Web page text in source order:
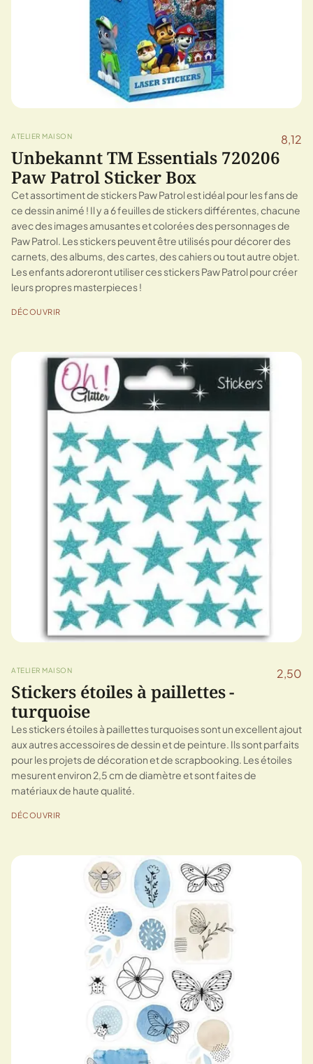
ATELIER MAISON 8,12
Unbekannt TM Essentials 720206
Paw Patrol Sticker Box
Cet assortiment de stickers Paw Patrol est idéal pour les fans de
ce dessin animé ! Il y a 6 feuilles de stickers différentes, chacune
avec des images amusantes et colorées des personnages de
Paw Patrol. Les stickers peuvent être utilisés pour décorer des
carnets, des albums, des cartes, des cahiers ou tout autre objet.
Les enfants adoreront utiliser ces stickers Paw Patrol pour créer
leurs propres masterpieces !
DÉCOUVRIR
ATELIER MAISON 2,50
Stickers étoiles à paillettes -
turquoise
Les stickers étoiles à paillettes turquoises sont un excellent ajout
aux autres accessoires de dessin et de peinture. Ils sont parfaits
pour les projets de décoration et de scrapbooking. Les étoiles
mesurent environ 2,5 cm de diamètre et sont faites de
matériaux de haute qualité.
DÉCOUVRIR